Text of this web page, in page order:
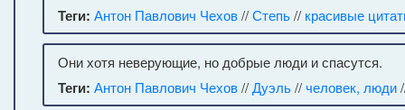
Теги: Антон Павлович Чехов//Степь// красивые
Они хотя неверующие, но добрые люди и спасутся.
Теги: Антон Павлович Чехов//Дуэль//человек, люди